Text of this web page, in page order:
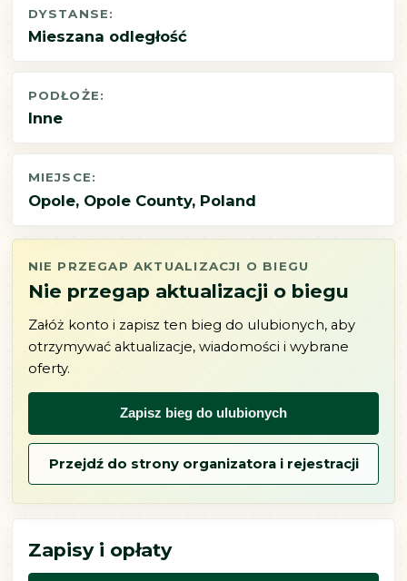
DYSTANSE:
Mieszana odległość
PODŁOŻE:
Inne
MIEJSCE:
Opole, Opole County, Poland
NIE PRZEGAP AKTUALIZACJI O BIEGU
Nie przegap aktualizacji o biegu
Załóż konto i zapisz ten bieg do ulubionych, aby
otrzymywać aktualizacje, wiadomości i wybrane
oferty.
Zapisz bieg do ulubionych
Przejdź do strony organizatora i rejestracji
Zapisy i opłaty